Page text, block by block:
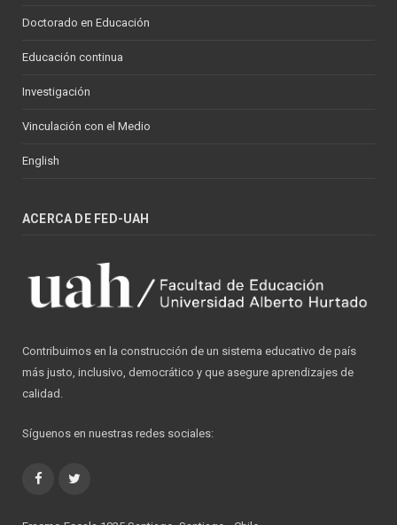
Doctorado en Educación
Educación continua
Investigación
Vinculación con el Medio
English
ACERCA DE FED-UAH
Contribuimos en la construcción de un sistema educativo de país
más justo, inclusivo, democrático y que asegure aprendizajes de
calidad.
Síguenos en nuestras redes sociales:
Facebook